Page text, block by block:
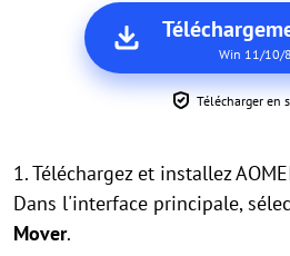
Win 11/10/
Télécharger en
1. Téléchargez et installez
Dans l'interface principale,
Mover.